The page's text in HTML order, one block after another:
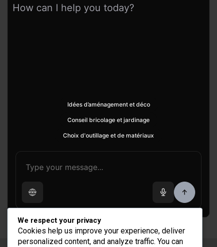
How can I help you today?
Idées d’aménagement et déco
Conseil bricolage et jardinage
Choix d'outillage et de matériaux
We respect your privacy
Cookies help us improve your experience, deliver
personalized content, and analyze traffic. You can